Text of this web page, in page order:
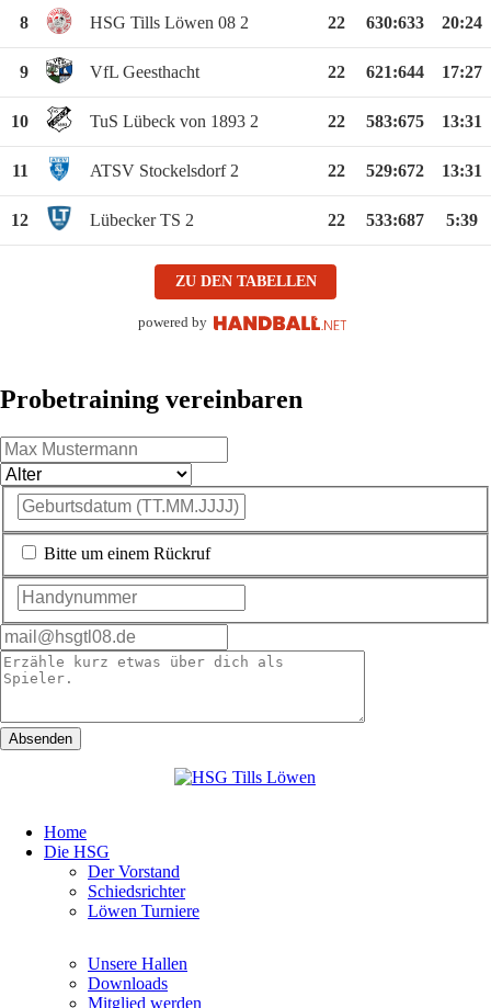
8 HSG Tills Löwen 08 2 22 630:633 20:24
9 VfL Geesthacht 22 621:644 17:27
10 TuS Lübeck von 1893 2 22 583:675 13:31
11 ATSV Stockelsdorf 2 22 529:672 13:31
12 Lübecker TS 2 22 533:687 5:39
ZU DEN TABELLEN
powered by
Probetraining vereinbaren
Bitte um einem Rückruf
Absenden
überspringen
Home
Die HSG
Navigation
überspringen
Der Vorstand
Schiedsrichter
Löwen Turniere
Navigation
überspringen
Unsere Hallen
Downloads
Mitglied werden